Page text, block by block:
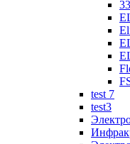
test 7
test3